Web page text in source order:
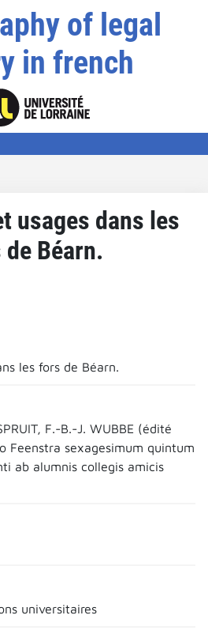
of legal
in french
usages dans les
Béarn.
les fors de Béarn.
F.-B.-J. WUBBE (édité
Feenstra sexagesimum quintum
ab alumnis collegis amicis
universitaires